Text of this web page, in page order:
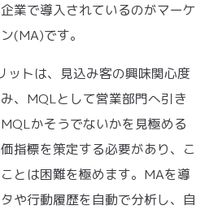
業で導入されているのがマーケ
(MA)です。
ットは、見込み客の興味関心度
、MQLとして営業部門へ引き
かそうでないかを見極める
指標を策定する必要があり、こ
とは困難を極めます。MAを導
や行動履歴を自動で分析し、自